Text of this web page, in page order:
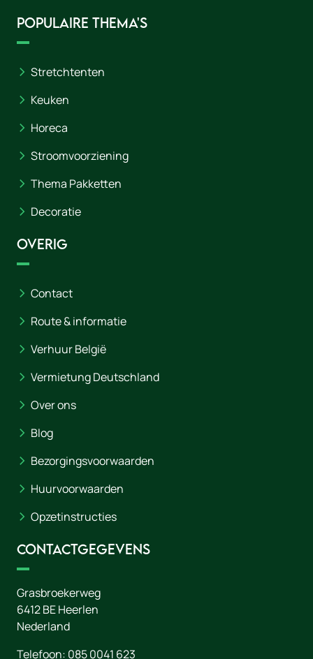
Populaire thema's
Stretchtenten
Keuken
Horeca
Stroomvoorziening
Thema Pakketten
Decoratie
Overig
Contact
Route & informatie
Verhuur België
Vermietung Deutschland
Over ons
Blog
Bezorgingsvoorwaarden
Huurvoorwaarden
Opzetinstructies
Contactgegevens
Grasbroekerweg
6412 BEHeerlen
Nederland
Telefoon: 085 0041 623